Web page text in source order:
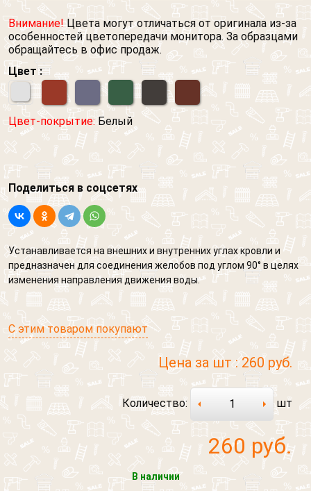
Внимание!Цвета могут отличаться от оригинала из-за
особенностей цветопередачи монитора. За образцами
обращайтесь в офис продаж.
Цвет :
Цвет-покрытие: Белый
Поделиться в соцсетях
Устанавливается на внешних и внутренних углах кровли и
предназначен для соединения желобов под углом 90° в целях
изменения направления движения воды.
С этим товаром покупают
Цена за шт :260 руб.
Количество: шт
260 руб.
В наличии